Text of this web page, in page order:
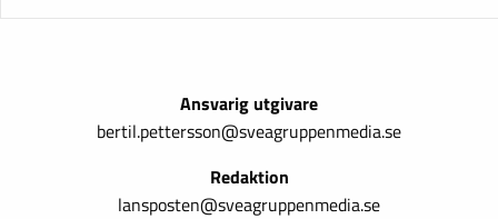
Ansvarig utgivare
bertil.pettersson@sveagruppenmedia.se
Redaktion
lansposten@sveagruppenmedia.se